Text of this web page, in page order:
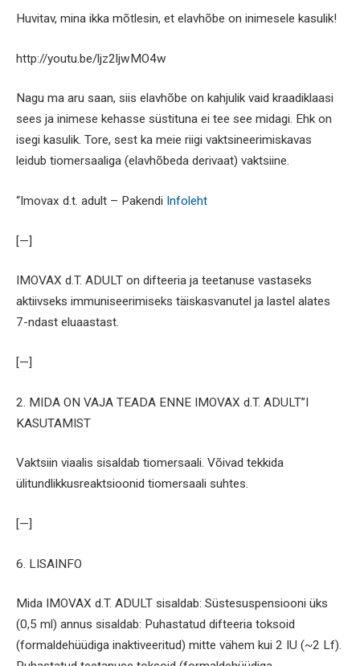
Huvitav, mina ikka mõtlesin, et elavhõbe on inimesele kasulik!
http://youtu.be/ljz2ljwMO4w
Nagu ma aru saan, siis elavhõbe on kahjulik vaid kraadiklaasi
sees ja inimese kehasse süstituna ei tee see midagi. Ehk on
isegi kasulik. Tore, sest ka meie riigi vaktsineerimiskavas
leidub tiomersaaliga (elavhõbeda derivaat) vaktsiine.
“Imovax d.t. adult – Pakendi Infoleht
[—]
IMOVAX d.T. ADULT on difteeria ja teetanuse vastaseks
aktiivseks immuniseerimiseks täiskasvanutel ja lastel alates
7-ndast eluaastast.
[—]
2. MIDA ON VAJA TEADA ENNE IMOVAX d.T. ADULT”I
KASUTAMIST
Vaktsiin viaalis sisaldab tiomersaali. Võivad tekkida
ülitundlikkusreaktsioonid tiomersaali suhtes.
[—]
6. LISAINFO
Mida IMOVAX d.T. ADULT sisaldab: Süstesuspensiooni üks
(0,5 ml) annus sisaldab: Puhastatud difteeria toksoid
(formaldehüüdiga inaktiveeritud) mitte vähem kui 2 IU (~2 Lf).